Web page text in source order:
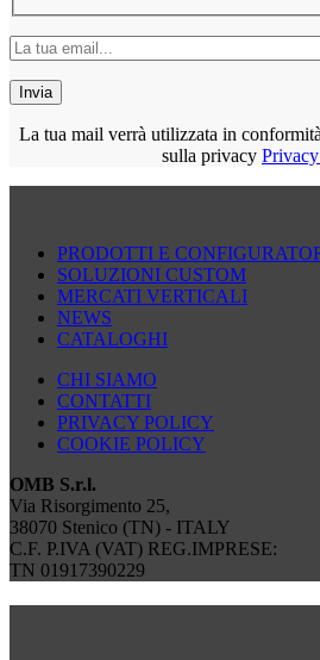
La tua mail verrà utilizzata in
sulla privacy
PRODOTTI E
SOLUZIONI CUSTOM
MERCATI VERTICALI
NEWS
CATALOGHI
CHI SIAMO
CONTATTI
PRIVACY POLICY
COOKIE POLICY
OMB S.r.l.
Via Risorgimento 25,
38070 Stenico (TN) - ITALY
C.F. P.IVA (VAT) REG.IMPRESE:
TN 01917390229